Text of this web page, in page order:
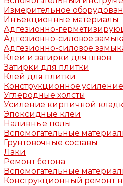
Измерительное
Инъекционные материалы
Адгезионно-
Адгезионно-силовое
Адгезионно-силовое
Клеи и затирки для швов
Затирки для плитки
Клей для плитки
Конструкционное усиление
Углеродные холсты
Усиление кирпичной
Эпоксидные клеи
Наливные полы
Вспомогательные
Грунтовочные составы
Лаки
Ремонт бетона
Вспомогательные
Конструкционный ремонт